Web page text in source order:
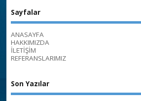
Sayfalar
ANASAYFA
HAKKIMIZDA
İLETİŞİM
REFERANSLARIMIZ
Son Yazılar